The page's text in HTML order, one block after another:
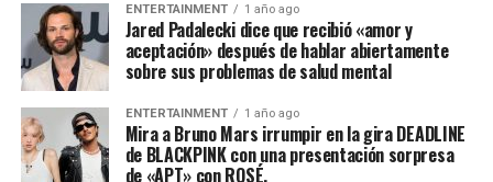
ENTERTAINMENT 1 año ago
Jared Padalecki dice que recibió «amor y
aceptación» después de hablar abiertamente
sobre sus problemas de salud mental
ENTERTAINMENT 1 año ago
Mira a Bruno Mars irrumpir en la gira DEADLINE
de BLACKPINK con una presentación sorpresa
de «APT» con ROSÉ.